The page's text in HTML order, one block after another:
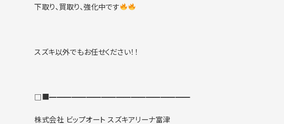
下取り、買取り、強化中です
スズキ以外でもお任せください！！
□■━━━━━━━━━━━━━━━━━━━
株式会社 ビップオート スズキアリーナ富津